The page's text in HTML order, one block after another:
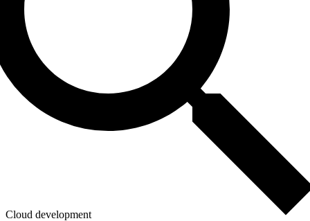
Cloud development